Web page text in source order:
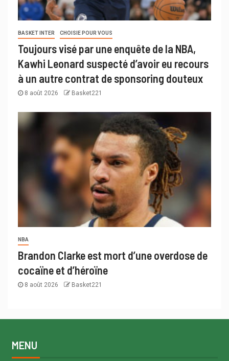
BASKET INTER CHOISIE POUR VOUS
Toujours visé par une enquête de la NBA,
Kawhi Leonard suspecté d’avoir eu recours
à un autre contrat de sponsoring douteux
8 août 2026 Basket221
NBA
Brandon Clarke est mort d’une overdose de
cocaïne et d’héroïne
8 août 2026 Basket221
MENU